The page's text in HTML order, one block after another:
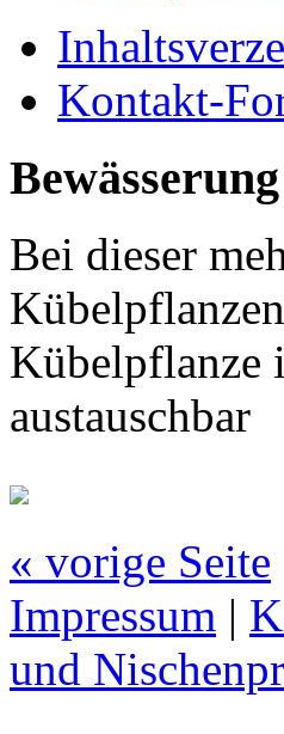
Kontakt-
Bei dieser
Kübelpflanze
austauschbar
« vorige Seite
Impressum |
und